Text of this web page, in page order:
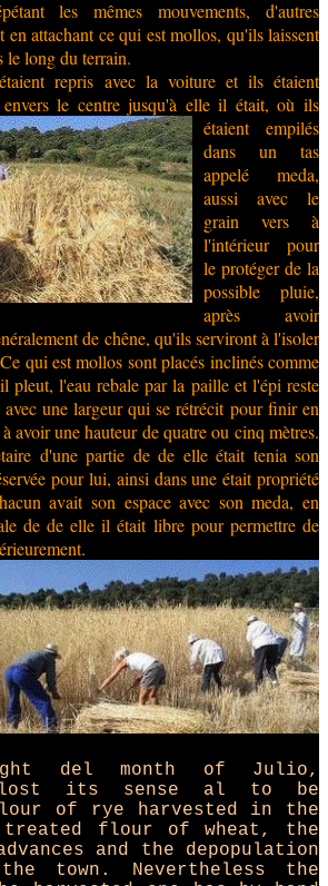
les mêmes mouvements, d'autres
en attachant ce qui est mollos, qu'ils laissent
le long du terrain.
repris avec la voiture et ils étaient
le centre jusqu'à elle il était, où ils
étaient empilés
dans un tas
appelé meda,
aussi avec le
grain vers à
l'intérieur pour
le protéger de la
possible pluie,
après avoir
de chêne, qu'ils serviront à l'isoler
qui est mollos sont placés inclinés comme
pleut, l'eau rebale par la paille et l'épi reste
avec une largeur qui se rétrécit pour finir en
avoir une hauteur de quatre ou cinq mètres.
d'une partie de de elle était tenia son
pour lui, ainsi dans une était propriété
avait son espace avec son meda, en
de de elle il était libre pour permettre de
del month of Julio,
its sense al to be
of rye harvested in the
treated flour of wheat, the
and the depopulation
the town. Nevertheless the